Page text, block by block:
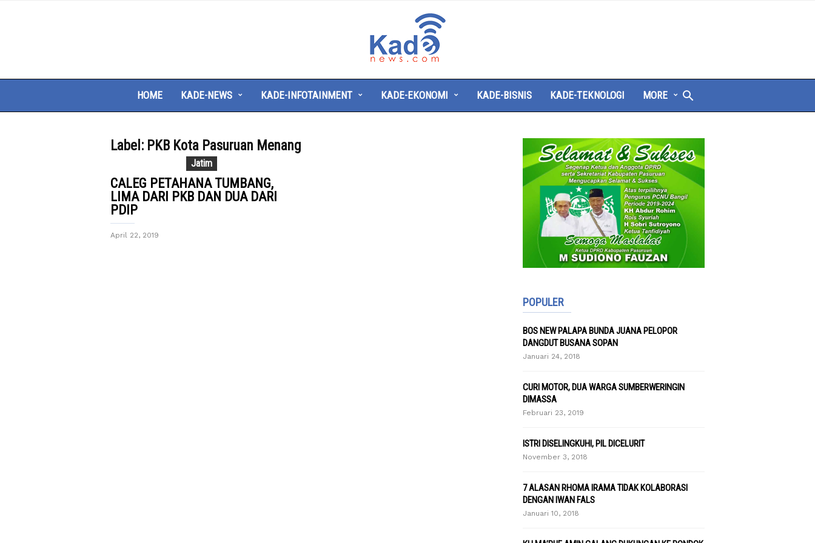
HOME KADE-NEWS KADE-INFOTAINMENT KADE-EKONOMI KADE-BISNIS KADE-TEKNOLOGI MORE
Label: PKB Kota Pasuruan Menang
Jatim
CALEG PETAHANA TUMBANG,
LIMA DARI PKB DAN DUA DARI
PDIP
April 22, 2019
POPULER
BOS NEW PALAPA BUNDA JUANA PELOPOR
DANGDUT BUSANA SOPAN
Januari 24, 2018
CURI MOTOR, DUA WARGA SUMBERWERINGIN
DIMASSA
Februari 23, 2019
ISTRI DISELINGKUHI, PIL DICELURIT
November 3, 2018
7 ALASAN RHOMA IRAMA TIDAK KOLABORASI
DENGAN IWAN FALS
Januari 10, 2018